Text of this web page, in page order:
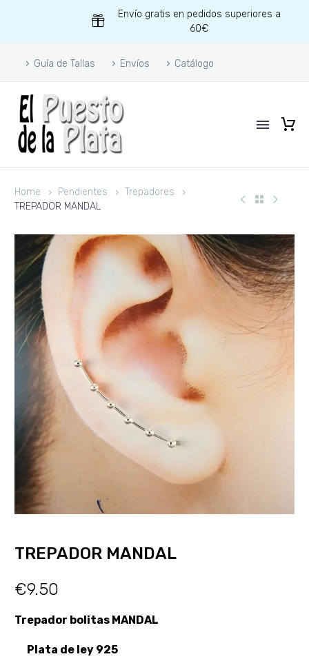
Envío gratis en pedidos superiores a
60€
Guía de Tallas Envíos Catálogo
Home Pendientes
Trepadores
TREPADOR MANDAL
TREPADOR MANDAL
€9.50
Trepador bolitas MANDAL
Plata de ley 925